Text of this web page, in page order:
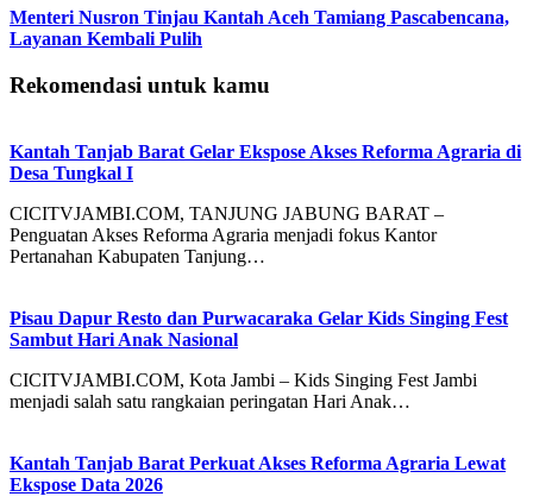
Menteri Nusron Tinjau Kantah Aceh Tamiang Pascabencana,
Layanan Kembali Pulih
Rekomendasi untuk kamu
Kantah Tanjab Barat Gelar Ekspose Akses Reforma Agraria di
Desa Tungkal I
CICITVJAMBI.COM, TANJUNG JABUNG BARAT –
Penguatan Akses Reforma Agraria menjadi fokus Kantor
Pertanahan Kabupaten Tanjung…
Pisau Dapur Resto dan Purwacaraka Gelar Kids Singing Fest
Sambut Hari Anak Nasional
CICITVJAMBI.COM, Kota Jambi – Kids Singing Fest Jambi
menjadi salah satu rangkaian peringatan Hari Anak…
Kantah Tanjab Barat Perkuat Akses Reforma Agraria Lewat
Ekspose Data 2026